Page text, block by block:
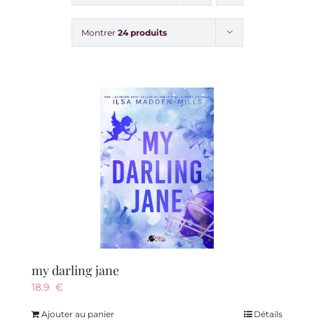
Montrer 24 produits
my darling jane
18.9 €
Ajouter au panier Détails